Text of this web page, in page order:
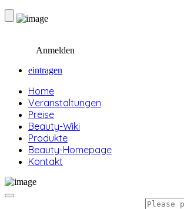
Anmelden
eintragen
Home
Veranstaltungen
Preise
Beauty-Wiki
Produkte
Beauty-Homepage
Kontakt